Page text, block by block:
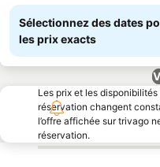
Sélectionnez des dates
les prix exacts
Les prix et les
réservation changent
l’offre affichée sur trivago
réservation.